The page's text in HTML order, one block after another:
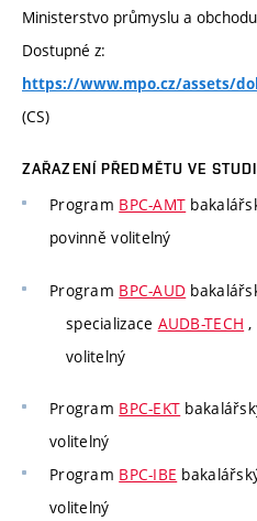
Ministerstvo průmyslu a
Dostupné z:
https://www.mpo.cz/assets/
(CS)
ZAŘAZENÍ PŘEDMĚTU VE
Program BPC-AMT
povinně volitelný
Program BPC-AUD
specializace AUDB-TECH
volitelný
Program BPC-EKT
volitelný
Program BPC-IBE
volitelný